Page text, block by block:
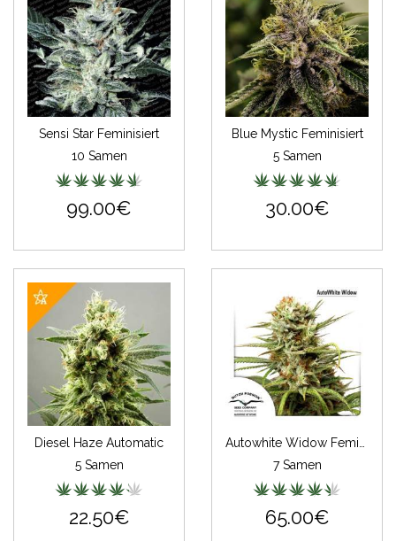
Sensi Star Feminisiert
10 Samen
99.00€
Blue Mystic Feminisiert
5 Samen
30.00€
Diesel Haze Automatic
5 Samen
22.50€
7 Samen
65.00€